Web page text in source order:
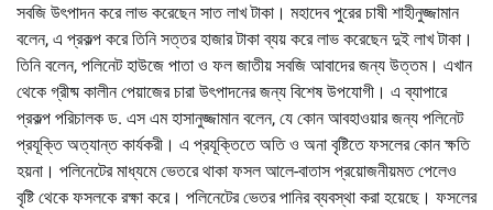
সবজি উৎপাদন করে লাভ করেছেন সাত লাখ টাকা। মহাদেব পুরের চাষী শাহীনুজ্জামান
বলেন, এ প্রকল্প করে তিনি সত্তর হাজার টাকা ব্যয় করে লাভ করেছেন দুই লাখ টাকা।
তিনি বলেন, পলিনেট হাউজে পাতা ও ফল জাতীয় সবজি আবাদের জন্য উত্তম। এখান
থেকে গ্রীষ্ম কালীন পেয়াজের চারা উৎপাদনের জন্য বিশেষ উপযোগী। এ ব্যাপারে
প্রকল্প পরিচালক ড. এস এম হাসানুজ্জামান বলেন, যে কোন আবহাওয়ার জন্য পলিনেট
প্রযূক্তি অত্যান্ত কার্যকরী। এ প্রযূক্তিতে অতি ও অনা বৃষ্টিতে ফসলের কোন ক্ষতি
হয়না। পলিনেটের মাধ্যমে ভেতরে থাকা ফসল আলে-বাতাস প্রয়োজনীয়মত পেলেও
বৃষ্টি থেকে ফসলকে রক্ষা করে। পলিনেটের ভেতর পানির ব্যবস্থা করা হয়েছে। ফসলের